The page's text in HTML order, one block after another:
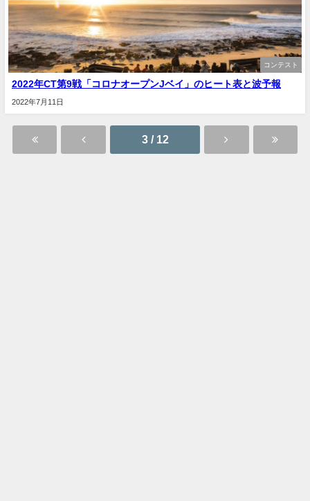
コンテスト
2022年CT第9戦「コロナオープンJベイ」のヒート表と波予報
2022年7月11日
3 / 12